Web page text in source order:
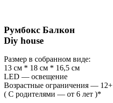
Румбокс Балкон
Diy house
Размер в собранном виде:
13 см * 18 см * 16,5 см
LED — освещение
Возрастные ограничения — 12+
( С родителями — от 6 лет )*